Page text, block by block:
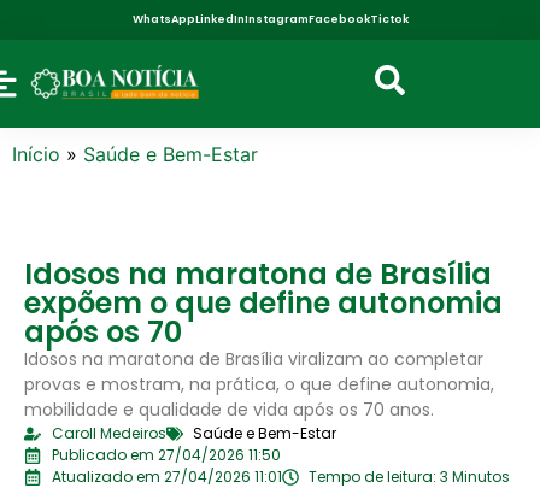
WhatsAppLinkedInInstagramFacebookTictok
Início » Saúde e Bem-Estar
Idosos na maratona de Brasília
expõem o que define autonomia
após os 70
Idosos na maratona de Brasília viralizam ao completar
provas e mostram, na prática, o que define autonomia,
mobilidade e qualidade de vida após os 70 anos.
Caroll Medeiros
Saúde e Bem-Estar
Publicado em 27/04/2026 11:50
Atualizado em 27/04/2026 11:01
Tempo de leitura: 3 Minutos